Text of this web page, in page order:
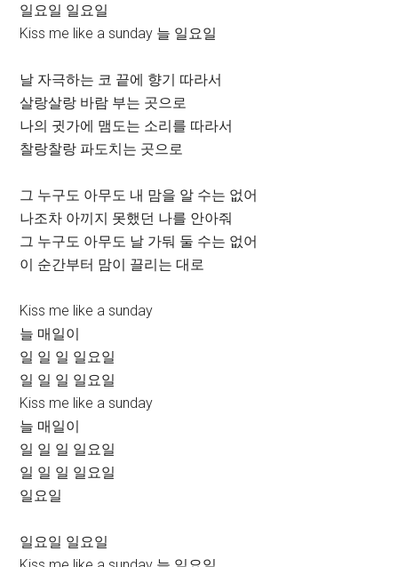
일요일 일요일
Kiss me like a sunday 늘 일요일
날 자극하는 코 끝에 향기 따라서
살랑살랑 바람 부는 곳으로
나의 귓가에 맴도는 소리를 따라서
찰랑찰랑 파도치는 곳으로
그 누구도 아무도 내 맘을 알 수는 없어
나조차 아끼지 못했던 나를 안아줘
그 누구도 아무도 날 가둬 둘 수는 없어
이 순간부터 맘이 끌리는 대로
Kiss me like a sunday
늘 매일이
일 일 일 일요일
일 일 일 일요일
Kiss me like a sunday
늘 매일이
일 일 일 일요일
일 일 일 일요일
일요일
일요일 일요일